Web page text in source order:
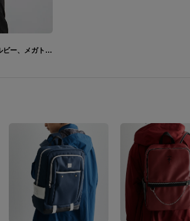
オプティマスプライム、バンブルビー、メガトロン モデル ポケッタブルアウター トランスフォーマー